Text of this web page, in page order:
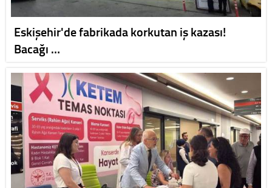
Eskişehir'de fabrikada korkutan iş kazası!
Bacağı …